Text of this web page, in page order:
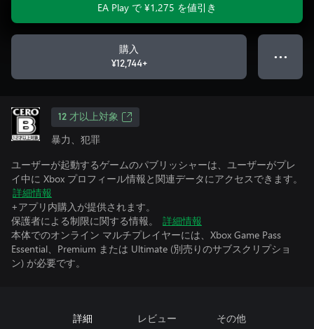
EA Play で ¥1,275 を値引き
購入
¥12,744+
● ● ●
12 才以上対象
暴力、犯罪
ユーザーが起動するゲームのパブリッシャーは、ユーザーがプレ
イ中に Xbox プロフィール情報と関連データにアクセスできます。
詳細情報
+アプリ内購入が提供されます。
保護者による制限に関する情報。
詳細情報
本体でのオンライン マルチプレイヤーには、Xbox Game Pass
Essential、Premium または Ultimate (別売りのサブスクリプショ
ン) が必要です。
詳細 レビュー その他